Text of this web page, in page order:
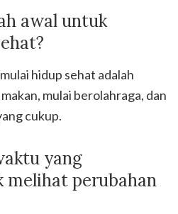
awal untuk
hidup sehat adalah
mulai berolahraga, dan
cukup.
yang
melihat perubahan